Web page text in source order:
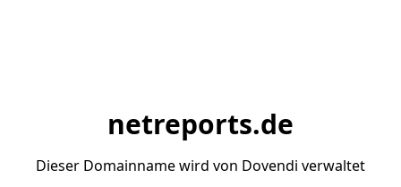
netreports.de
Dieser Domainname wird von Dovendi verwaltet